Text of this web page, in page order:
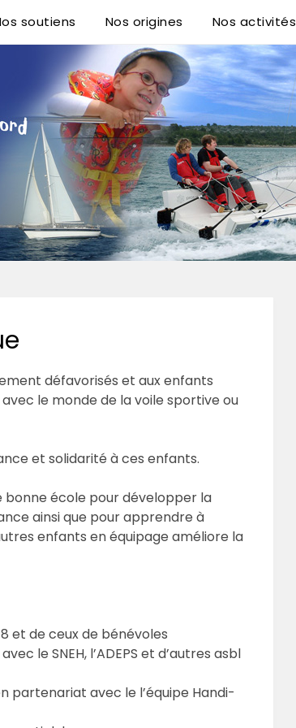
soutiens Nos origines Nos activités
défavorisés et aux enfants
le monde de la voile sportive ou
et solidarité à ces enfants.
école pour développer la
ainsi que pour apprendre à
enfants en équipage améliore la
et de ceux de bénévoles
le SNEH, l’ADEPS et d’autres asbl
partenariat avec le l’équipe Handi-